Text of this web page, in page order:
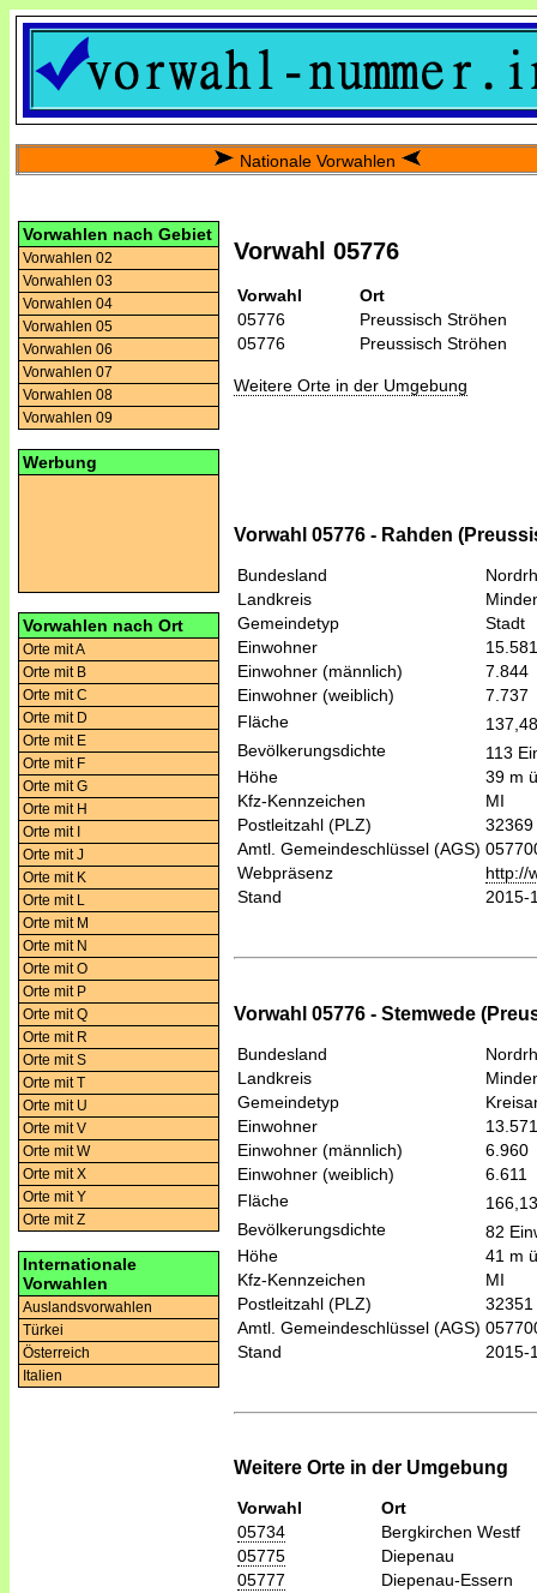
Nationale Vorwahlen
Vorwahlen nach Gebiet
Vorwahlen 02
Vorwahlen 03
Vorwahlen 04
Vorwahlen 05
Vorwahlen 06
Vorwahlen 07
Vorwahlen 08
Vorwahlen 09
Werbung
Vorwahlen nach Ort
Orte mit A
Orte mit B
Orte mit C
Orte mit D
Orte mit E
Orte mit F
Orte mit G
Orte mit H
Orte mit I
Orte mit J
Orte mit K
Orte mit L
Orte mit M
Orte mit N
Orte mit O
Orte mit P
Orte mit Q
Orte mit R
Orte mit S
Orte mit T
Orte mit U
Orte mit V
Orte mit W
Orte mit X
Orte mit Y
Orte mit Z
Internationale
Vorwahlen
Auslandsvorwahlen
Türkei
Österreich
Italien
Vorwahl 05776
Vorwahl
Ort
05776
Preussisch Ströhen
05776
Preussisch Ströhen
Weitere Orte in der Umgebung
Vorwahl 05776 - Rahden
Bundesland
Landkreis
Gemeindetyp
Stadt
Einwohner
15.581
Einwohner (männlich)
7.844
Einwohner (weiblich)
7.737
Fläche
Bevölkerungsdichte
113
Höhe
39 m
Kfz-Kennzeichen
MI
Postleitzahl (PLZ)
32369
Amtl. Gemeindeschlüssel (AGS)
Webpräsenz
http://
Stand
2015-
Vorwahl 05776 - Stemwede
Bundesland
Landkreis
Gemeindetyp
Einwohner
13.571
Einwohner (männlich)
6.960
Einwohner (weiblich)
6.611
Fläche
Bevölkerungsdichte
82
Höhe
41 m
Kfz-Kennzeichen
MI
Postleitzahl (PLZ)
32351
Amtl. Gemeindeschlüssel (AGS)
Stand
2015-
Weitere Orte in der Umgebung
Vorwahl
Ort
05734
Bergkirchen Westf
05775
Diepenau
05777
Diepenau-Essern